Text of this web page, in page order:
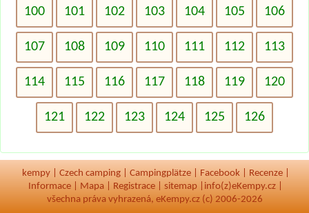
100 101 102 103 104 105 106
107 108 109 110 111 112 113
114 115 116 117 118 119 120
121 122 123 124 125 126
kempy Czech camping Campingplätze Facebook Recenze
Informace
Mapa Registrace sitemap
info(z)eKempy.cz |
všechna práva vyhrazená, eKempy.cz (c) 2006-2026